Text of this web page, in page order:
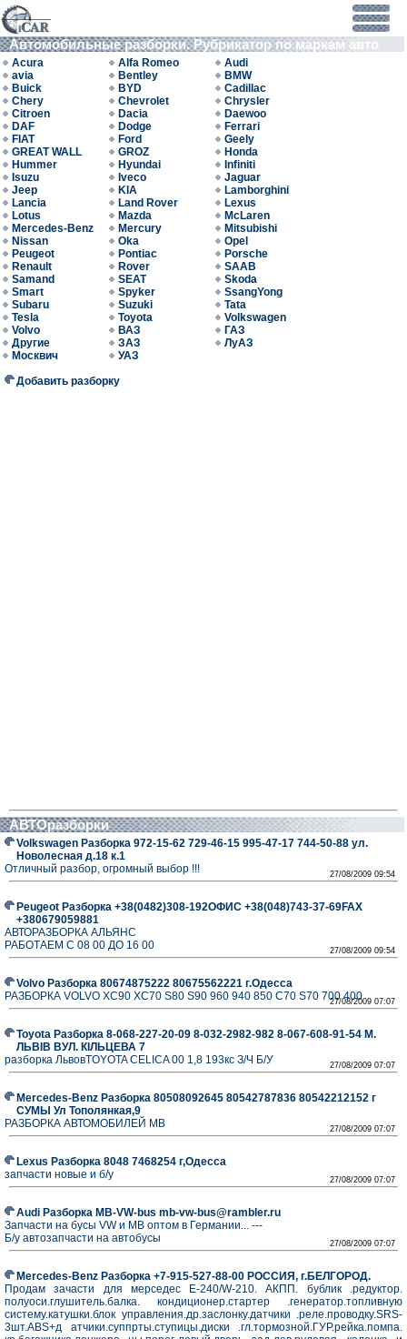
Автомобильные разборки. Рубрикатор по маркам авто
Acura Alfa Romeo
Audi
avia
Bentley
BMW
Buick
BYD
Cadillac
Chery
Chevrolet
Chrysler
Citroen
Dacia
Daewoo
DAF
Dodge
Ferrari
FIAT
Ford
Geely
GREAT WALL
GROZ
Honda
Hummer
Hyundai
Infiniti
Isuzu
Iveco
Jaguar
Jeep
KIA
Lamborghini
Lancia
Land Rover
Lexus
Lotus
Mazda
McLaren
Mercedes-Benz
Mercury
Mitsubishi
Nissan
Oka
Opel
Peugeot
Pontiac
Porsche
Renault
Rover
SAAB
Samand
SEAT
Skoda
Smart
Spyker
SsangYong
Subaru
Suzuki
Tata
Tesla
Toyota
Volkswagen
Volvo
ВАЗ
ГАЗ
Другие
ЗАЗ
ЛуАЗ
Москвич
УАЗ
Добавить разборку
АВТОразборки
Volkswagen Разборка 972-15-62 729-46-15 995-47-17 744-50-88 ул.
Новолесная д.18 к.1
Отличный разбор, огромный выбор !!!
27/08/2009 09:54
Peugeot Разборка +38(0482)308-192ОФИС +38(048)743-37-69FAX
+380679059881
АВТОРАЗБОРКА АЛЬЯНС
РАБОТАЕМ С 08 00 ДО 16 00
27/08/2009 09:54
Volvo Разборка 80674875222 80675562221 г.Одесса
РАЗБОРКА VOLVO XC90 XC70 S80 S90 960 940 850 C70 S70 700 40027/08/2009 07:07
Toyota Разборка 8-068-227-20-09 8-032-2982-982 8-067-608-91-54 М.
ЛЬВІВ ВУЛ. КІЛЬЦЕВА 7
разборка ЛьвовTOYOTA CELICA 00 1,8 193кс З/Ч Б/У
27/08/2009 07:07
Mercedes-Benz Разборка 80508092645 80542787836 80542212152 г
СУМЫ Ул Тополянкая,9
РАЗБОРКА АВТОМОБИЛЕЙ MB
27/08/2009 07:07
Lexus Разборка 8048 7468254 г,Одесса
запчасти новые и б/у
27/08/2009 07:07
Audi Разборка MB-VW-bus mb-vw-bus@rambler.ru
Запчасти на бусы VW и MB оптом в Германии... ---
Б/у автозапчасти на автобусы
27/08/2009 07:07
Mercedes-Benz Разборка +7-915-527-88-00 РОССИЯ, г.БЕЛГОРОД.
Продам зачасти для мерседес Е-240/W-210. АКПП. бублик .редуктор.
полуоси.глушитель.балка. кондиционер.стартер .генератор.топливную
систему.катушки.блок управления.др.заслонку.датчики .реле.проводку.SRS-
3шт.ABS+д атчики.суппрты.ступицы.диски .гл.тормозной.ГУР.рейка.помпа.